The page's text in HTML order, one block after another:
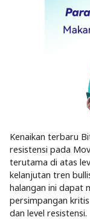
Kenaikan terbaru
resistensi pada
terutama di atas
kelanjutan tren
halangan ini dapat
persimpangan
dan level resistensi.